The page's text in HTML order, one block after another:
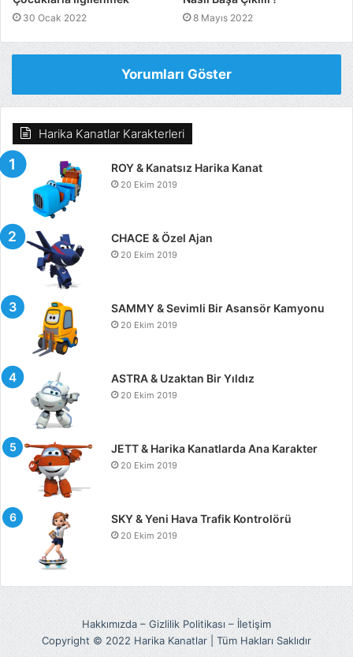
30 Ocak 2022 8 Mayıs 2022
Yorumları Göster
Harika Kanatlar Karakterleri
ROY & Kanatsız Harika Kanat
20 Ekim 2019
CHACE & Özel Ajan
20 Ekim 2019
SAMMY & Sevimli Bir Asansör Kamyonu
20 Ekim 2019
ASTRA & Uzaktan Bir Yıldız
20 Ekim 2019
JETT & Harika Kanatlarda Ana Karakter
20 Ekim 2019
SKY & Yeni Hava Trafik Kontrolörü
20 Ekim 2019
Hakkımızda– Gizlilik Politikası –İletişim
Copyright © 2022 Harika Kanatlar | Tüm Hakları Saklıdır